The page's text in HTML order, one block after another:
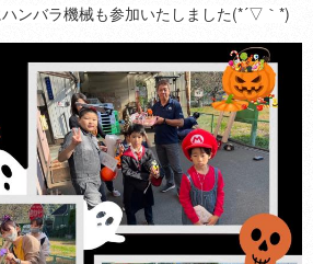
ンバラ機械も参加いたしました(*´▽｀*)